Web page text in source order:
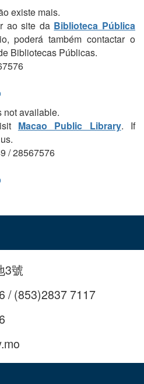
existe mais.
ao site da Biblioteca Pública
poderá também contactar o
Bibliotecas Públicas.
not available.
Macao Public Library. If
/ 28567576
3號
/ (853)2837 7117